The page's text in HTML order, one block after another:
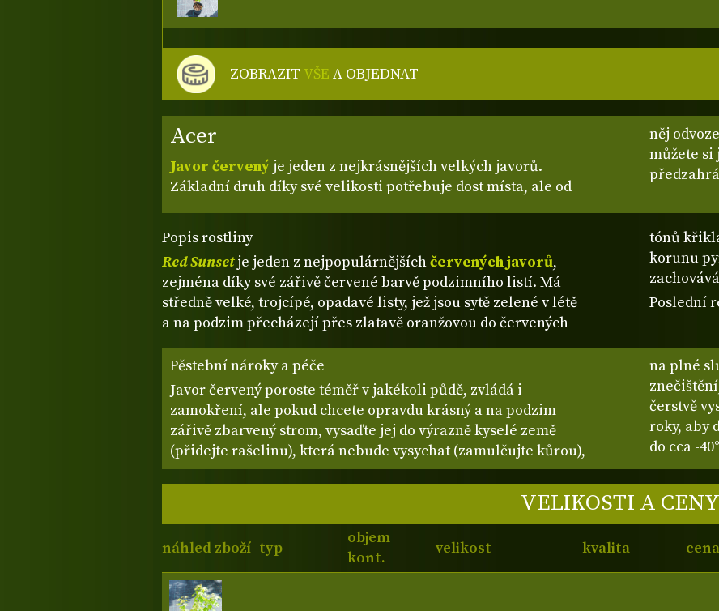
Acer
Javor červený je jeden z nejkrásnějších velkých javorů.
Základní druh díky své velikosti potřebuje dost místa, ale od
něj
můžete
Popis rostliny
Red Sunsetje jeden z nejpopulárnějšíchčervených javorů,
zejména díky své zářivě červené barvě podzimního listí. Má
středně velké, trojcípé, opadavé listy, jež jsou sytě zelené v létě
a na podzim přecházejí přes zlatavě oranžovou do červených
tónů
korunu
Poslední
Pěstební nároky a péče
Javor červený poroste téměř v jakékoli půdě, zvládá i
zamokření, ale pokud chcete opravdu krásný a na podzim
zářivě zbarvený strom, vysaďte jej do výrazně kyselé země
(přidejte rašelinu), která nebude vysychat (zamulčujte kůrou),
na plné
čerstvě
roky, aby
do cca -
VELIKOSTI A CENY
náhled zboží typ
objem
kont.
velikost kvalita cena
ZOBRAZITVŠE A OBJEDNAT